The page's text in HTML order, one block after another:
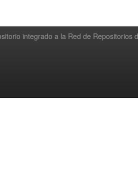
integrado a la Red de Repositorios